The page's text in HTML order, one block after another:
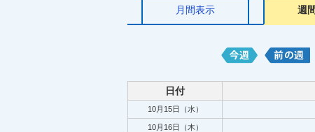
月間表示 週
日付
10月15日（水）
10月16日（木）